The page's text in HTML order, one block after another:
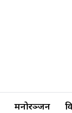
मनोरञ्जन